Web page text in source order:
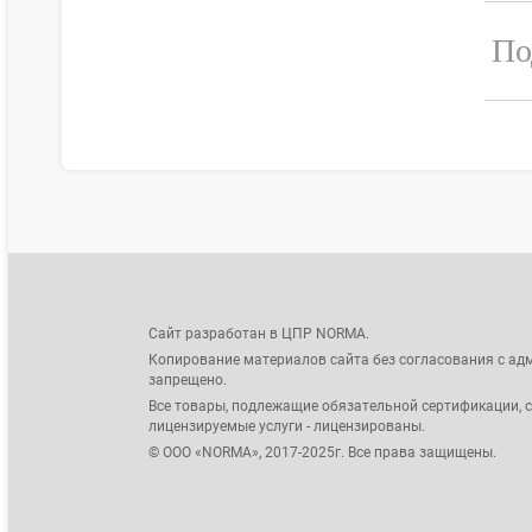
Сайт разработан в ЦПР NORMA.
Копирование материалов сайта без согласования с
запрещено.
Все товары, подлежащие обязательной сертификации,
лицензируемые услуги - лицензированы.
© ООО «NORMA», 2017-2025г. Все права защищены.